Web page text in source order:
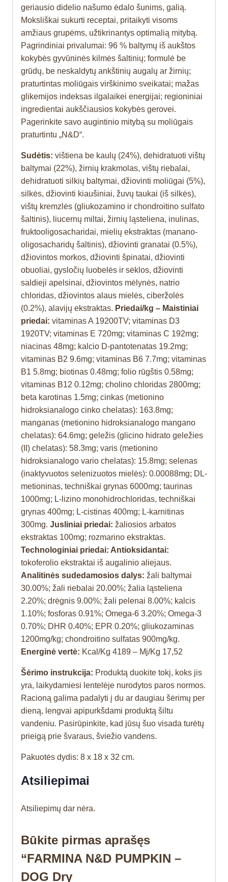
geriausio didelio našumo ėdalo šunims, galią.
Moksliškai sukurti receptai, pritaikyti visoms
amžiaus grupėms, užtikrinantys optimalią mitybą.
Pagrindiniai privalumai: 96 % baltymų iš aukštos
kokybės gyvūninės kilmės šaltinių; formulė be
grūdų, be neskaldytų ankštinių augalų ar žirnių;
praturtintas moliūgais virškinimo sveikatai; mažas
glikemijos indeksas ilgalaikei energijai; regioniniai
ingredientai aukščiausios kokybės gerovei.
Pagerinkite savo augintinio mitybą su moliūgais
praturtintu „N&D“.
Sudėtis: vištiena be kaulų (24%), dehidratuoti vištų
baltymai (22%), žirnių krakmolas, vištų riebalai,
dehidratuoti silkių baltymai, džiovinti moliūgai (5%),
silkės, džiovinti kiaušiniai, žuvų taukai (iš silkės),
vištų kremzlės (gliukozamino ir chondroitino sulfato
šaltinis), liucernų miltai, žirnių ląsteliena, inulinas,
fruktooligosacharidai, mielių ekstraktas (manano-
oligosacharidų šaltinis), džiovinti granatai (0.5%),
džiovintos morkos, džiovinti špinatai, džiovinti
obuoliai, gysločių luobelės ir sėklos, džiovinti
saldieji apelsinai, džiovintos mėlynės, natrio
chloridas, džiovintos alaus mielės, ciberžolės
(0.2%), alavijų ekstraktas. Priedai/kg – Maistiniai
priedai: vitaminas A 19200TV; vitaminas D3
1920TV; vitaminas E 720mg; vitaminas C 192mg;
niacinas 48mg; kalcio D-pantotenatas 19.2mg;
vitaminas B2 9.6mg; vitaminas B6 7.7mg; vitaminas
B1 5.8mg; biotinas 0.48mg; folio rūgštis 0.58mg;
vitaminas B12 0.12mg; cholino chloridas 2800mg;
beta karotinas 1.5mg; cinkas (metionino
hidroksianalogo cinko chelatas): 163.8mg;
manganas (metionino hidroksianalogo mangano
chelatas): 64.6mg; geležis (glicino hidrato geležies
(II) chelatas): 58.3mg; varis (metionino
hidroksianalogo vario chelatas): 15.8mg; selenas
(inaktyvuotos selenizuotos mielės): 0.00088mg; DL-
metioninas, techniškai grynas 6000mg; taurinas
1000mg; L-lizino monohidrochloridas, techniškai
grynas 400mg; L-cistinas 400mg; L-karnitinas
300mg. Jusliniai priedai: žaliosios arbatos
ekstraktas 100mg; rozmarino ekstraktas.
Technologiniai priedai: Antioksidantai:
tokoferolio ekstraktai iš augalinio aliejaus.
Analitinės sudedamosios dalys: žali baltymai
30.00%; žali riebalai 20.00%; žalia ląsteliena
2.20%; drėgnis 9.00%; žali pelenai 8.00%; kalcis
1.10%; fosforas 0.91%; Omega-6 3.20%; Omega-3
0.70%; DHR 0.40%; EPR 0.20%; gliukozaminas
1200mg/kg; chondroitino sulfatas 900mg/kg.
Energinė vertė: Kcal/Kg 4189 – Mj/Kg 17,52
Šėrimo instrukcija: Produktą duokite tokį, koks jis
yra, laikydamiesi lentelėje nurodytos paros normos.
Racioną galima padalyti į du ar daugiau šėrimų per
dieną, lengvai apipurkšdami produktą šiltu
vandeniu. Pasirūpinkite, kad jūsų šuo visada turėtų
prieigą prie švaraus, šviežio vandens.
Pakuotės dydis: 8 x 18 x 32 cm.
Atsiliepimai
Atsiliepimų dar nėra.
Būkite pirmas aprašęs
“FARMINA N&D PUMPKIN –
DOG Dry